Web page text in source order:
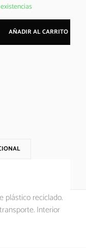
AÑADIR AL CARRITO
plástico reciclado.
Interior